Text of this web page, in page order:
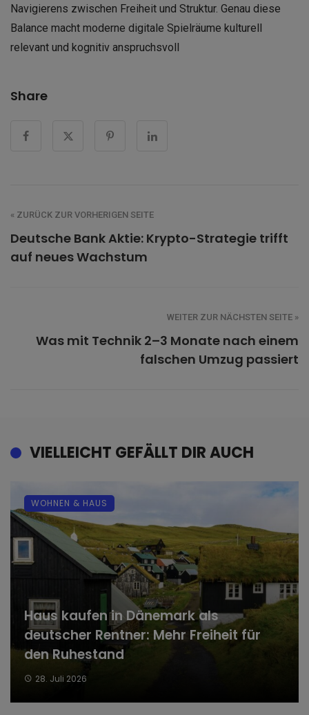
Navigierens zwischen Freiheit und Struktur. Genau diese
Balance macht moderne digitale Spielräume kulturell
relevant und kognitiv anspruchsvoll
Share
« ZURÜCK ZUR VORHERIGEN SEITE
Deutsche Bank Aktie: Krypto-Strategie trifft
auf neues Wachstum
WEITER ZUR NÄCHSTEN SEITE »
Was mit Technik 2–3 Monate nach einem
falschen Umzug passiert
VIELLEICHT GEFÄLLT DIR AUCH
Haus kaufen in Dänemark als
deutscher Rentner: Mehr Freiheit für
den Ruhestand
28. Juli 2026
WOHNEN & HAUS